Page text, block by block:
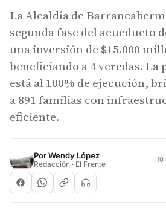
La Alcaldía de
segunda fase del acueducto
una inversión de $15.000
beneficiando a 4 veredas. La
está al 100% de ejecución,
a 891 familias con
eficiente.
PorWendy López
Redacción · El Frente 10